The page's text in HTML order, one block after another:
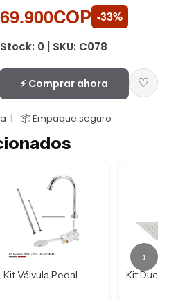
-33%
Stock: 0 | SKU: C078
⚡ Comprar ahora ♡
📦 Empaque seguro
Kit Válvula Pedal...
›